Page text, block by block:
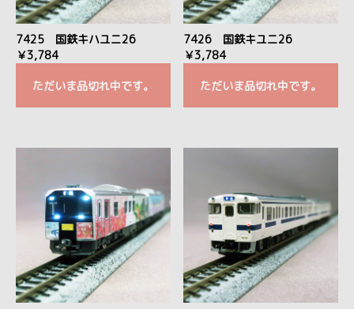
7425 国鉄キハユニ26
￥3,784
ただいま品切れ中です。
7426 国鉄キユニ26
￥3,784
ただいま品切れ中です。